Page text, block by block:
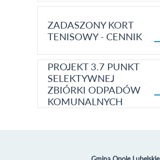
ZADASZONY KORT
TENISOWY - CENNIK
PROJEKT 3.7 PUNKT
SELEKTYWNEJ
ZBIÓRKI ODPADÓW
KOMUNALNYCH